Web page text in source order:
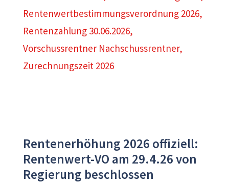
Rentenwertbestimmungsverordnung 2026,
Rentenzahlung 30.06.2026,
Vorschussrentner Nachschussrentner,
Zurechnungszeit 2026
Rentenerhöhung 2026 offiziell:
Rentenwert-VO am 29.4.26 von
Regierung beschlossen